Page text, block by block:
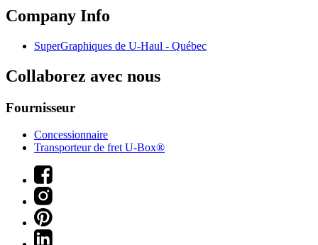
Company Info
SuperGraphiques de U-Haul - Québec
Collaborez avec nous
Fournisseur
Concessionnaire
Transporteur de fret U-Box®